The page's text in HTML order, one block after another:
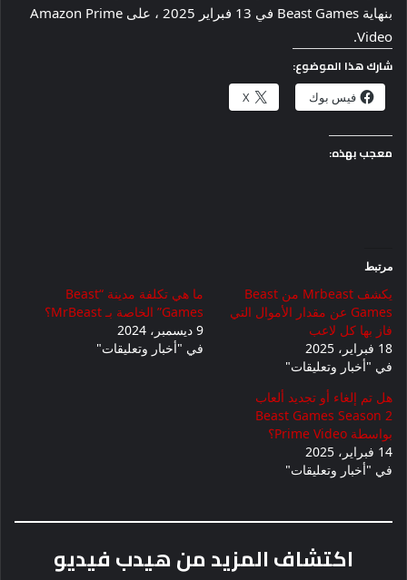
بنهاية Beast Games في 13 فبراير 2025 ، على Amazon Prime
Video.
شارك هذا الموضوع:
فيس بوك X
معجب بهذه:
مرتبط
يكشف Mrbeast من Beast
Games عن مقدار الأموال التي
فاز بها كل لاعب
18 فبراير، 2025
في "أخبار وتعليقات"
ما هي تكلفة مدينة “Beast
Games” الخاصة بـ MrBeast؟
9 ديسمبر، 2024
في "أخبار وتعليقات"
هل تم إلغاء أو تجديد ألعاب
Beast Games Season 2
بواسطة Prime Video؟
14 فبراير، 2025
في "أخبار وتعليقات"
اكتشاف المزيد من هيدب فيديو